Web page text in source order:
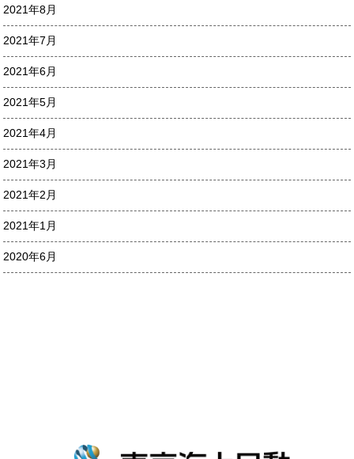
2021年8月
2021年7月
2021年6月
2021年5月
2021年4月
2021年3月
2021年2月
2021年1月
2020年6月